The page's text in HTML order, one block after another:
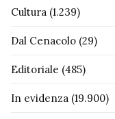
Cultura (1.239)
Dal Cenacolo (29)
Editoriale (485)
In evidenza (19.900)